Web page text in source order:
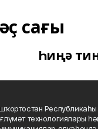
сағы
Һиңә
технологиялары